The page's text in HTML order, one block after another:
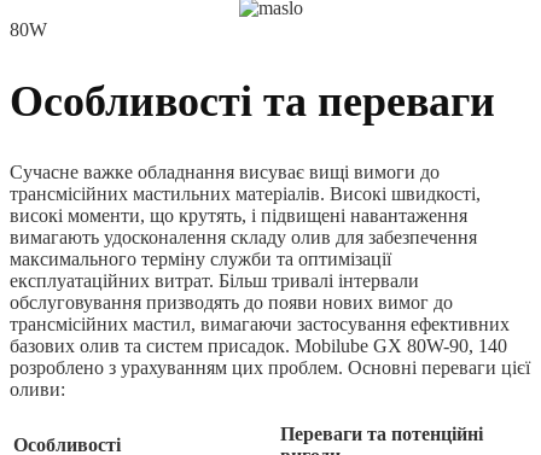
80W
Особливості та переваги
Сучасне важке обладнання висуває вищі вимоги до
трансмісійних мастильних матеріалів. Високі швидкості,
високі моменти, що крутять, і підвищені навантаження
вимагають удосконалення складу олив для забезпечення
максимального терміну служби та оптимізації
експлуатаційних витрат. Більш тривалі інтервали
обслуговування призводять до появи нових вимог до
трансмісійних мастил, вимагаючи застосування ефективних
базових олив та систем присадок. Mobilube GX 80W-90, 140
розроблено з урахуванням цих проблем. Основні переваги цієї
оливи:
Особливості
Переваги та потенційні